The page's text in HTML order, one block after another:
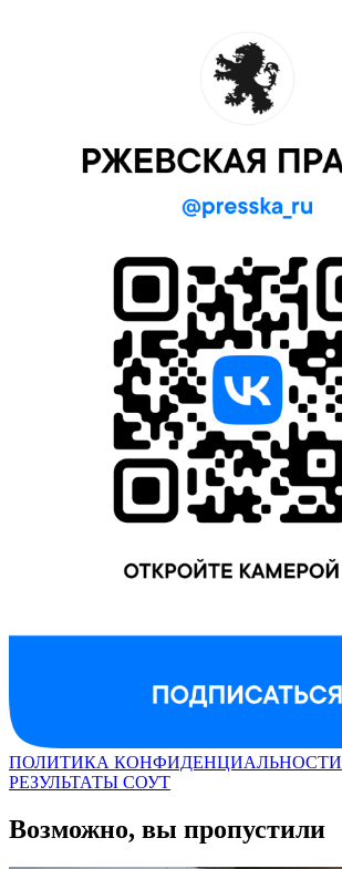
ПОЛИТИКА КОНФИДЕНЦИАЛЬНОСТИ
РЕЗУЛЬТАТЫ СОУТ
Возможно, вы пропустили